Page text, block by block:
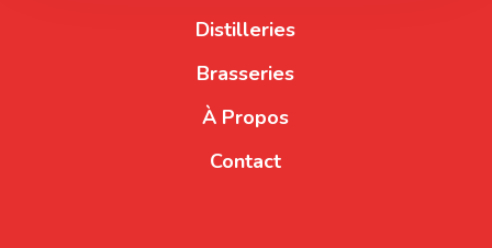
Distilleries
Brasseries
À Propos
Contact